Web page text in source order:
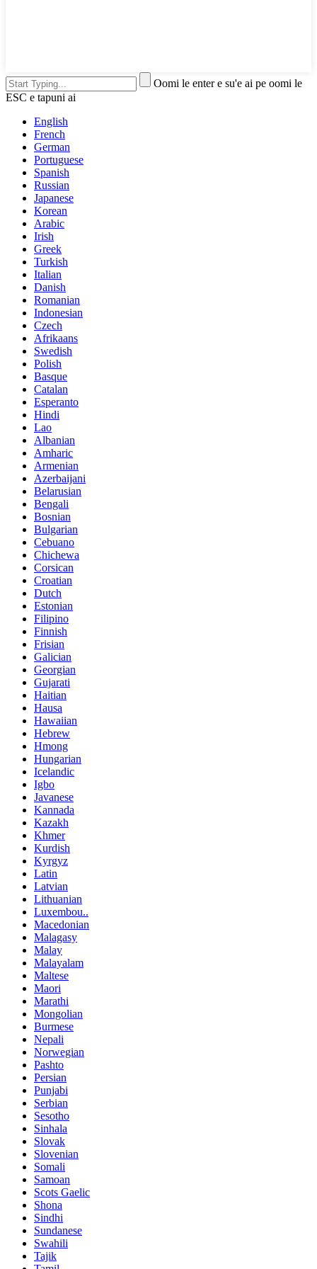
Oomi le enter e su'e ai pe oomi le
ESC e tapuni ai
English
French
German
Portuguese
Spanish
Russian
Japanese
Korean
Arabic
Irish
Greek
Turkish
Italian
Danish
Romanian
Indonesian
Czech
Afrikaans
Swedish
Polish
Basque
Catalan
Esperanto
Hindi
Lao
Albanian
Amharic
Armenian
Azerbaijani
Belarusian
Bengali
Bosnian
Bulgarian
Cebuano
Chichewa
Corsican
Croatian
Dutch
Estonian
Filipino
Finnish
Frisian
Galician
Georgian
Gujarati
Haitian
Hausa
Hawaiian
Hebrew
Hmong
Hungarian
Icelandic
Igbo
Javanese
Kannada
Kazakh
Khmer
Kurdish
Kyrgyz
Latin
Latvian
Lithuanian
Luxembou..
Macedonian
Malagasy
Malay
Malayalam
Maltese
Maori
Marathi
Mongolian
Burmese
Nepali
Norwegian
Pashto
Persian
Punjabi
Serbian
Sesotho
Sinhala
Slovak
Slovenian
Somali
Samoan
Scots Gaelic
Shona
Sindhi
Sundanese
Swahili
Tajik